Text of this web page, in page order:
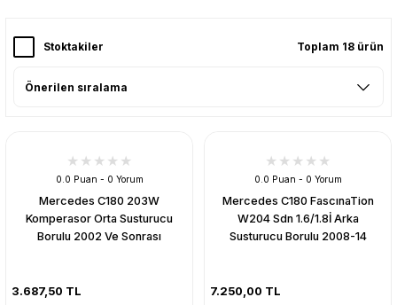
Stoktakiler Toplam 18 ürün
0.0 Puan - 0 Yorum
Mercedes C180 203W
Komperasor Orta Susturucu
Borulu 2002 Ve Sonrası
3.687,50 TL
0.0 Puan - 0 Yorum
Mercedes C180 FascınaTion
W204 Sdn 1.6/1.8İ Arka
Susturucu Borulu 2008-14
7.250,00 TL